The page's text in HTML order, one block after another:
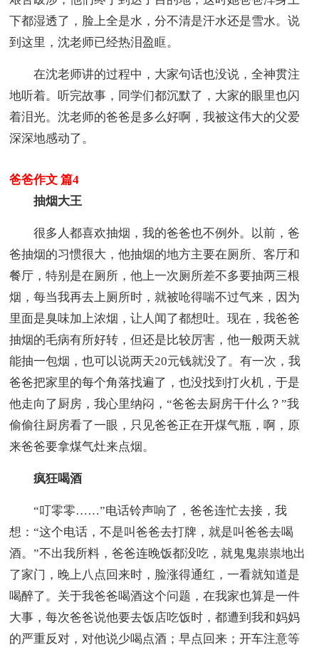
下都湿透了，脸上全是水，分不清是汗水还是雪水。说
到这里，沈老师已经热泪盈眶。
在沈老师讲的过程中，大家句话也没说，全神贯注
地听着。听完故事，同学们都沉默了，大家的眼里也闪
着泪光。沈老师的爸爸是多么好啊，我被这伟大的父爱
深深地感动了。
爸爸作文 篇4
抽烟大王
很多人都喜欢抽烟，我的爸爸也不例外。以前，爸
爸抽烟的习惯很大，他抽烟的地方主要在厕所、客厅和
餐厅，特别是在厕所，他上一次厕所差不多要抽两三根
烟，每当我再去上厕所时，就被呛得喘不过气来，因为
里面是臭味加上浓烟，让人闻了都想吐。现在，我爸爸
抽烟的毛病有所好转，但还是比较厉害，他一般两天就
能抽一包烟，也可以说两天20元钱就没了。有一次，我
爸爸把家里的每个角落找遍了，也没找到打火机，于是
他走向了厨房，我心里纳闷，“爸爸去厨房干什么？”我
偷偷往厨房看了一眼，只见爸爸正在开煤气瓶，啊，原
来爸爸要拿煤气灶来点烟。
疯狂喝酒
“叮零零……”电话铃声响了，爸爸连忙去接，我
想：“这个电话，不是叫爸爸去打牌，就是叫爸爸去喝
酒。”不出我所料，爸爸连晚饭都没吃，就鬼鬼祟祟地出
了家门，晚上八点回来时，脸涨得通红，一看就知道是
喝醉了。关于我爸爸喝酒这个问题，在我家也算是一件
大事，每次爸爸说他要去饭店吃饭时，都遭到我和妈妈
的严重反对，对他说少喝点酒；早点回来；开车注意等